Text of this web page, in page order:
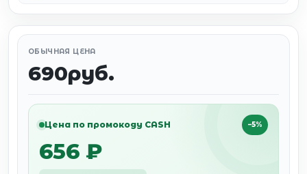
ОБЫЧНАЯ ЦЕНА
690руб.
Цена по промокоду CASH −5%
656 ₽